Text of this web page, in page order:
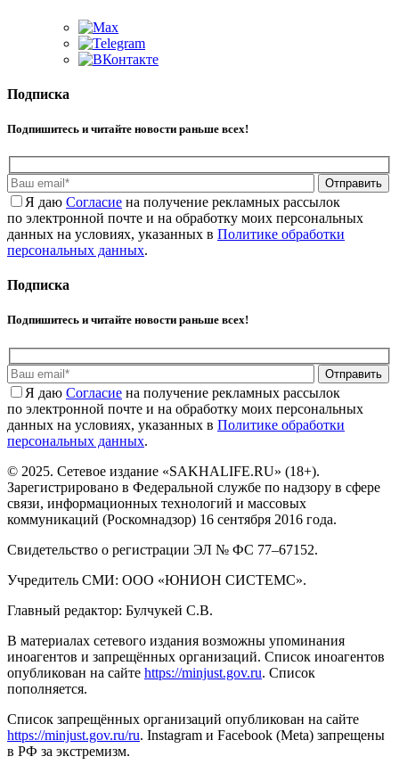
Подписка
Подпишитесь и читайте новости раньше всех!
Отправить
Я даю Cогласие на получение рекламных рассылок
по электронной почте и на обработку моих персональных
данных на условиях, указанных в Политике обработки
персональных данных.
Подписка
Подпишитесь и читайте новости раньше всех!
Отправить
Я даю Cогласие на получение рекламных рассылок
по электронной почте и на обработку моих персональных
данных на условиях, указанных в Политике обработки
персональных данных.
© 2025. Сетевое издание «SAKHALIFE.RU» (18+).
Зарегистрировано в Федеральной службе по надзору в сфере
связи, информационных технологий и массовых
коммуникаций (Роскомнадзор) 16 сентября 2016 года.
Свидетельство о регистрации ЭЛ № ФС 77–67152.
Учредитель СМИ: ООО «ЮНИОН СИСТЕМС».
Главный редактор: Булчукей С.В.
В материалах сетевого издания возможны упоминания
иноагентов и запрещённых организаций. Список иноагентов
опубликован на сайте https://minjust.gov.ru. Список
пополняется.
Список запрещённых организаций опубликован на сайте
https://minjust.gov.ru/ru. Instagram и Facebook (Metа) запрещены
в РФ за экстремизм.